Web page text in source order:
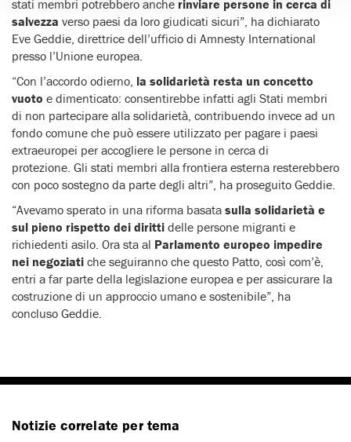
stati membri potrebbero anche rinviare persone in cerca di
salvezza verso paesi da loro giudicati sicuri”, ha dichiarato
Eve Geddie, direttrice dell’ufficio di Amnesty International
presso l’Unione europea.
“Con l’accordo odierno, la solidarietà resta un concetto
vuoto e dimenticato: consentirebbe infatti agli Stati membri
di non partecipare alla solidarietà, contribuendo invece ad un
fondo comune che può essere utilizzato per pagare i paesi
extraeuropei per accogliere le persone in cerca di
protezione. Gli stati membri alla frontiera esterna resterebbero
con poco sostegno da parte degli altri”, ha proseguito Geddie.
“Avevamo sperato in una riforma basata sulla solidarietà e
sul pieno rispetto dei diritti delle persone migranti e
richiedenti asilo. Ora sta al Parlamento europeo impedire
nei negoziati che seguiranno che questo Patto, così com’è,
entri a far parte della legislazione europea e per assicurare la
costruzione di un approccio umano e sostenibile”, ha
concluso Geddie.
Notizie correlate per tema